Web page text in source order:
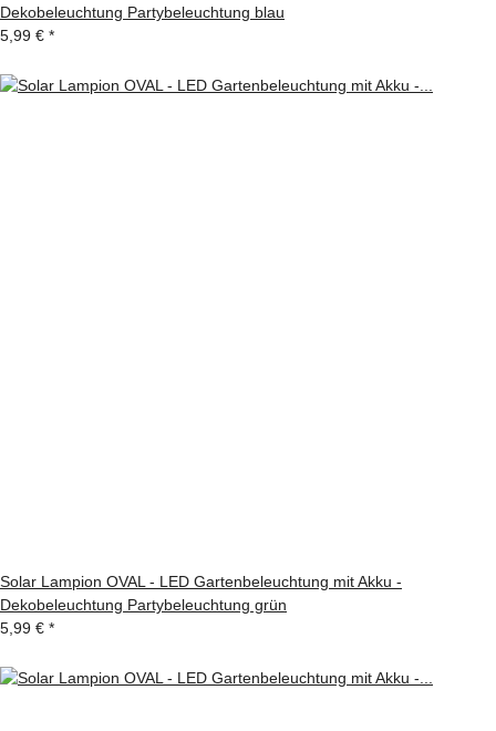
Dekobeleuchtung Partybeleuchtung blau
5,99 € *
Solar Lampion OVAL - LED Gartenbeleuchtung mit Akku -
Dekobeleuchtung Partybeleuchtung grün
5,99 € *